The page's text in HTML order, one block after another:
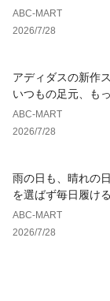
ABC-MART
2026/7/28
アディダスの新作
いつもの足元、も
ップデート
ABC-MART
2026/7/28
雨の日も、晴れの
を選ばず毎日履け
ーキンス
ABC-MART
2026/7/28